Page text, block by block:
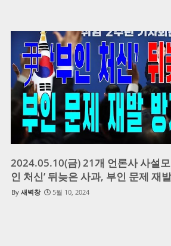
2024.05.10(금) 21개 언론사 사설
인 처신’ 뒤늦은 사과, 부인 문제 재
새벽창 5월 10, 2024